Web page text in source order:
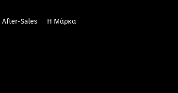
After-Sales Η Μάρκα